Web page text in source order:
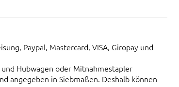
Paypal, Mastercard, VISA, Giropay und
Hubwagen oder Mitnahmestapler
angegeben in Siebmaßen. Deshalb können